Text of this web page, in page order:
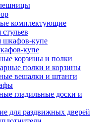
комплектующие
шкафов-купе
купе
корзины и полки
полки и корзины
вешалки и штанги
гладильные доски и
для раздвижных дверей